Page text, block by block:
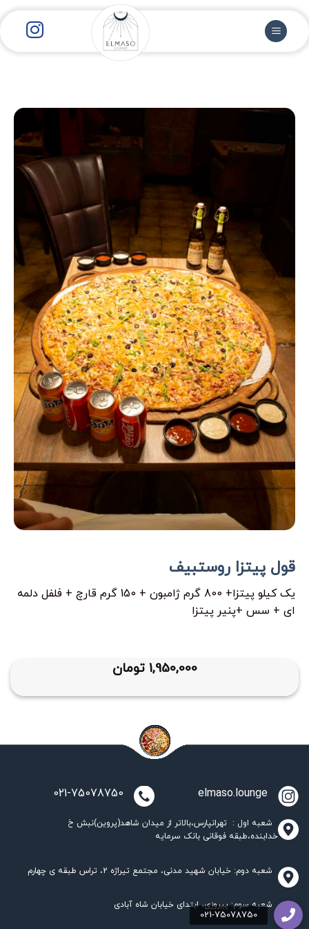
محتوا
قول پیتزا روستبیف
یک کیلو پیتزا+ 800 گرم ژامبون + 150 گرم قارچ + فلفل دلمه
ای + سس +پنیر پیتزا
1,950,000 تومان
elmaso.lounge
شعبه اول : تهرانپارس،بالاتر از میدان شاهد(پروین)نبش خ
خدابنده،طبقه فوقانی بانک سرمایه
شعبه دوم: خیابان شهید مدنی، مجتمع تیراژه 2، تراس طبقه ی چهارم
شعبه سوم: پیروزی، ابتدای خیابان شاه آبادی